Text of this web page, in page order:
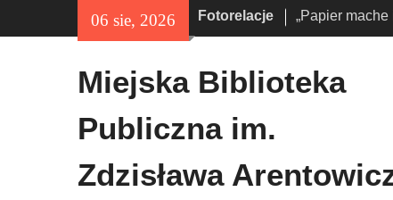
06 sie, 2026 Fotorelacje
„Papier mache
Miejska Biblioteka
Publiczna im.
Zdzisława